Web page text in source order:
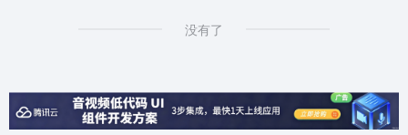
没有了